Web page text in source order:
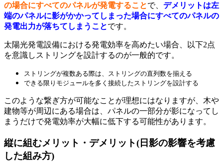
の場合にすべてのパネルが発電することで、 デメリットは左
端のパネルに影がかかってしまった場合にすべてのパネルの
発電出力が落ちてしまうことです。
太陽光発電設備における発電効率を高めたい場合、以下2点
を意識しストリングを設計するのが一般的です。
ストリングが複数ある際は、ストリングの直列数を揃える
できる限りモジュールを多く接続したストリングを設計する
このような繋ぎ方が可能なことが理想にはなりますが、木や
建物等が周辺にある場合は、パネルの一部分が影になってし
まうだけで発電効率が大幅に低下する可能性があります。
縦に組むメリット・デメリット(日影の影響を考慮
した組み方)